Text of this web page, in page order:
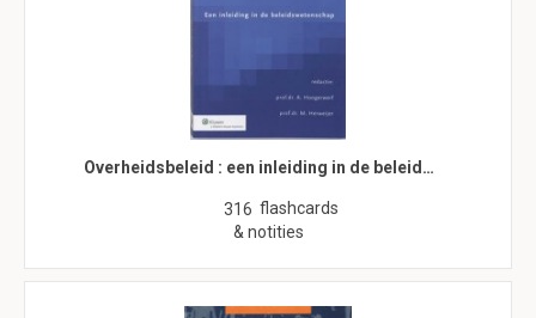
Overheidsbeleid : een inleiding in de beleid…
316 flashcards
& notities